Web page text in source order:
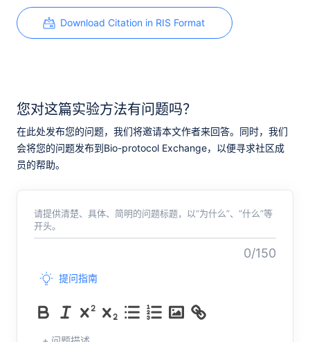
Download Citation in RIS Format
您对这篇实验方法有问题吗？
在此处发布您的问题，我们将邀请本文作者来回答。同时，我们
会将您的问题发布到Bio-protocol Exchange，以便寻求社区成
员的帮助。
请提供清楚、具体、简明的问题标题，以“为什么”、“什么”等
开头。
0/150
提问指南